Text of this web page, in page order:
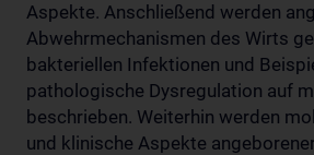
Aspekte. Anschließend werden
Abwehrmechanismen des Wirts
bakteriellen Infektionen und
pathologische Dysregulation auf
beschrieben. Weiterhin werden
und klinische Aspekte